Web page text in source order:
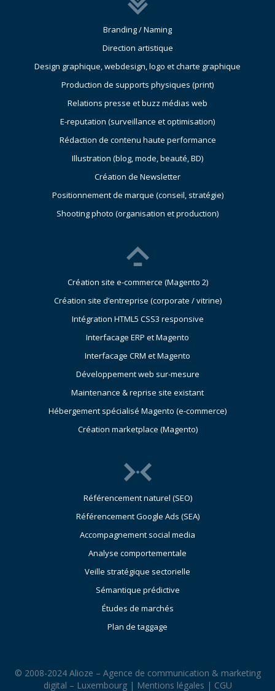
Branding / Naming
Direction artistique
Design graphique, webdesign, logo et charte graphique
Production de supports physiques (print)
Relations presse et buzz médias web
E-reputation (surveillance et optimisation)
Rédaction de contenu haute performance
Illustration (blog, mode, beauté, BD)
Création de Newsletter
Positionnement de marque (conseil, stratégie)
Shooting photo (organisation et production)
Création site e-commerce (Magento 2)
Création site d’entreprise (corporate / vitrine)
Intégration HTML5 CSS3 responsive
Interfacage ERP et Magento
Interfacage CRM et Magento
Développement web sur-mesure
Maintenance & reprise site existant
Hébergement spécialisé Magento (e-commerce)
Création marketplace (Magento)
Référencement naturel (SEO)
Référencement Google Ads (SEA)
Accompagnement social media
Analyse comportementale
Veille stratégique sectorielle
Sémantique prédictive
Études de marchés
Plan de taggage
© 2008-2024 Alioze – Agence de communication & marketing
digital – Luxembourg | Mentions légales | CGU